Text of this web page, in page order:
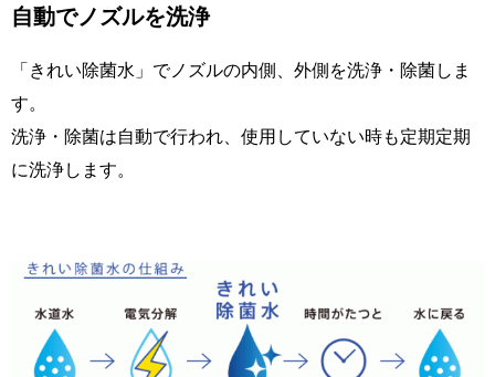
自動でノズルを洗浄
「きれい除菌水」でノズルの内側、外側を洗浄・除菌しま
す。
洗浄・除菌は自動で行われ、使用していない時も定期定期
に洗浄します。